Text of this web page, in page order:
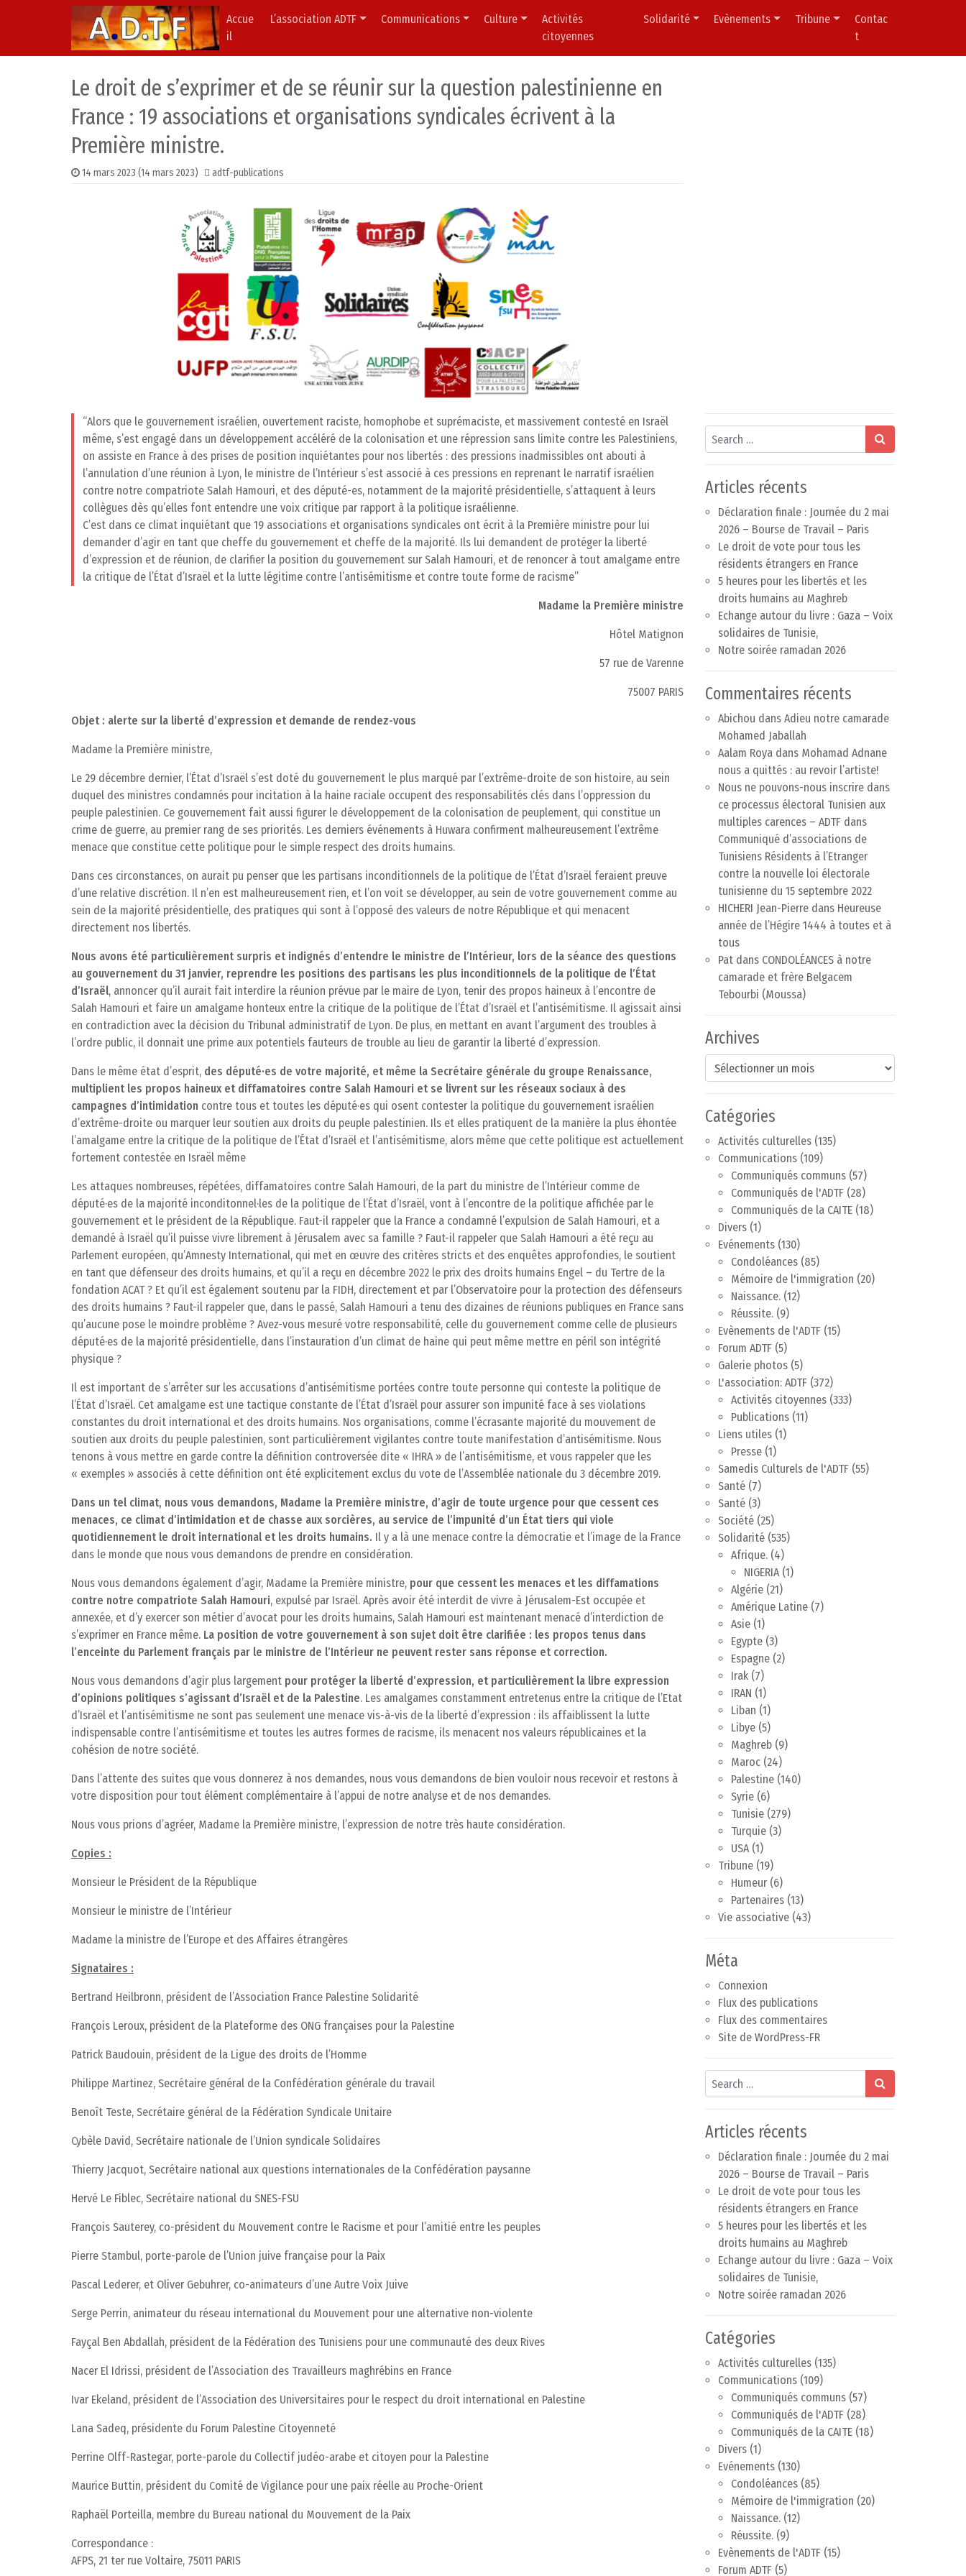
Skip to content
Main Navigation
Accue
il
L’association ADTF Communications Culture
Activités
citoyennes
Solidarité Evènements Tribune
Contac
t
Le droit de s’exprimer et de se réunir sur la question palestinienne en
France : 19 associations et organisations syndicales écrivent à la
Première ministre.
14 mars 2023 (14 mars 2023) adtf-publications
Alors que le gouvernement israélien, ouvertement raciste, homophobe et suprémaciste, et massivement contesté en Israël
même, s’est engagé dans un développement accéléré de la colonisation et une répression sans limite contre les Palestiniens,
on assiste en France à des prises de position inquiétantes pour nos libertés : des pressions inadmissibles ont abouti à
l’annulation d’une réunion à Lyon, le ministre de l’Intérieur s’est associé à ces pressions en reprenant le narratif israélien
contre notre compatriote Salah Hamouri, et des député-es, notamment de la majorité présidentielle, s’attaquent à leurs
collègues dès qu’elles font entendre une voix critique par rapport à la politique israélienne.
C’est dans ce climat inquiétant que 19 associations et organisations syndicales ont écrit à la Première ministre pour lui
demander d’agir en tant que cheffe du gouvernement et cheffe de la majorité. Ils lui demandent de protéger la liberté
d’expression et de réunion, de clarifier la position du gouvernement sur Salah Hamouri, et de renoncer à tout amalgame entre
la critique de l’État d’Israël et la lutte légitime contre l’antisémitisme et contre toute forme de racisme
Madame la Première ministre
Hôtel Matignon
57 rue de Varenne
75007 PARIS
Objet : alerte sur la liberté d’expression et demande de rendez-vous
Madame la Première ministre,
Le 29 décembre dernier, l’État d’Israël s’est doté du gouvernement le plus marqué par l’extrême-droite de son histoire, au sein
duquel des ministres condamnés pour incitation à la haine raciale occupent des responsabilités clés dans l’oppression du
peuple palestinien. Ce gouvernement fait aussi figurer le développement de la colonisation de peuplement, qui constitue un
crime de guerre, au premier rang de ses priorités. Les derniers événements à Huwara confirment malheureusement l’extrême
menace que constitue cette politique pour le simple respect des droits humains.
Dans ces circonstances, on aurait pu penser que les partisans inconditionnels de la politique de l’État d’Israël feraient preuve
d’une relative discrétion. Il n’en est malheureusement rien, et l’on voit se développer, au sein de votre gouvernement comme au
sein de la majorité présidentielle, des pratiques qui sont à l’opposé des valeurs de notre République et qui menacent
directement nos libertés.
Nous avons été particulièrement surpris et indignés d’entendre le ministre de l’Intérieur, lors de la séance des questions
au gouvernement du 31 janvier, reprendre les positions des partisans les plus inconditionnels de la politique de l’État
d’Israël, annoncer qu’il aurait fait interdire la réunion prévue par le maire de Lyon, tenir des propos haineux à l’encontre de
Salah Hamouri et faire un amalgame honteux entre la critique de la politique de l’État d’Israël et l’antisémitisme. Il agissait ainsi
en contradiction avec la décision du Tribunal administratif de Lyon. De plus, en mettant en avant l’argument des troubles à
l’ordre public, il donnait une prime aux potentiels fauteurs de trouble au lieu de garantir la liberté d’expression.
Dans le même état d’esprit, des député·es de votre majorité, et même la Secrétaire générale du groupe Renaissance,
multiplient les propos haineux et diffamatoires contre Salah Hamouri et se livrent sur les réseaux sociaux à des
campagnes d’intimidation contre tous et toutes les député·es qui osent contester la politique du gouvernement israélien
d’extrême-droite ou marquer leur soutien aux droits du peuple palestinien. Ils et elles pratiquent de la manière la plus éhontée
l’amalgame entre la critique de la politique de l’État d’Israël et l’antisémitisme, alors même que cette politique est actuellement
fortement contestée en Israël même
Les attaques nombreuses, répétées, diffamatoires contre Salah Hamouri, de la part du ministre de l’Intérieur comme de
député·es de la majorité inconditonnel·les de la politique de l’État d’Israël, vont à l’encontre de la politique affichée par le
gouvernement et le président de la République. Faut-il rappeler que la France a condamné l’expulsion de Salah Hamouri, et a
demandé à Israël qu’il puisse vivre librement à Jérusalem avec sa famille ? Faut-il rappeler que Salah Hamouri a été reçu au
Parlement européen, qu’Amnesty International, qui met en œuvre des critères stricts et des enquêtes approfondies, le soutient
en tant que défenseur des droits humains, et qu’il a reçu en décembre 2022 le prix des droits humains Engel – du Tertre de la
fondation ACAT ? Et qu’il est également soutenu par la FIDH, directement et par l’Observatoire pour la protection des défenseurs
des droits humains ? Faut-il rappeler que, dans le passé, Salah Hamouri a tenu des dizaines de réunions publiques en France sans
qu’aucune pose le moindre problème ? Avez-vous mesuré votre responsabilité, celle du gouvernement comme celle de plusieurs
député·es de la majorité présidentielle, dans l’instauration d’un climat de haine qui peut même mettre en péril son intégrité
physique ?
Il est important de s’arrêter sur les accusations d’antisémitisme portées contre toute personne qui conteste la politique de
l’État d’Israël. Cet amalgame est une tactique constante de l’État d’Israël pour assurer son impunité face à ses violations
constantes du droit international et des droits humains. Nos organisations, comme l’écrasante majorité du mouvement de
soutien aux droits du peuple palestinien, sont particulièrement vigilantes contre toute manifestation d’antisémitisme. Nous
tenons à vous mettre en garde contre la définition controversée dite « IHRA » de l’antisémitisme, et vous rappeler que les
« exemples » associés à cette définition ont été explicitement exclus du vote de l’Assemblée nationale du 3 décembre 2019.
Dans un tel climat, nous vous demandons, Madame la Première ministre, d’agir de toute urgence pour que cessent ces
menaces, ce climat d’intimidation et de chasse aux sorcières, au service de l’impunité d’un État tiers qui viole
quotidiennement le droit international et les droits humains. Il y a là une menace contre la démocratie et l’image de la France
dans le monde que nous vous demandons de prendre en considération.
Nous vous demandons également d’agir, Madame la Première ministre, pour que cessent les menaces et les diffamations
contre notre compatriote Salah Hamouri, expulsé par Israël. Après avoir été interdit de vivre à Jérusalem-Est occupée et
annexée, et d’y exercer son métier d’avocat pour les droits humains, Salah Hamouri est maintenant menacé d’interdiction de
s’exprimer en France même. La position de votre gouvernement à son sujet doit être clarifiée : les propos tenus dans
l’enceinte du Parlement français par le ministre de l’Intérieur ne peuvent rester sans réponse et correction.
Nous vous demandons d’agir plus largement pour protéger la liberté d’expression, et particulièrement la libre expression
d’opinions politiques s’agissant d’Israël et de la Palestine. Les amalgames constamment entretenus entre la critique de l’Etat
d’Israël et l’antisémitisme ne sont pas seulement une menace vis-à-vis de la liberté d’expression : ils affaiblissent la lutte
indispensable contre l’antisémitisme et toutes les autres formes de racisme, ils menacent nos valeurs républicaines et la
cohésion de notre société.
Dans l’attente des suites que vous donnerez à nos demandes, nous vous demandons de bien vouloir nous recevoir et restons à
votre disposition pour tout élément complémentaire à l’appui de notre analyse et de nos demandes.
Nous vous prions d’agréer, Madame la Première ministre, l’expression de notre très haute considération.
Copies :
Monsieur le Président de la République
Monsieur le ministre de l’Intérieur
Madame la ministre de l’Europe et des Affaires étrangères
Signataires :
Bertrand Heilbronn, président de l’Association France Palestine Solidarité
François Leroux, président de la Plateforme des ONG françaises pour la Palestine
Patrick Baudouin, président de la Ligue des droits de l’Homme
Philippe Martinez, Secrétaire général de la Confédération générale du travail
Benoît Teste, Secrétaire général de la Fédération Syndicale Unitaire
Cybèle David, Secrétaire nationale de l’Union syndicale Solidaires
Thierry Jacquot, Secrétaire national aux questions internationales de la Confédération paysanne
Hervé Le Fiblec, Secrétaire national du SNES-FSU
François Sauterey, co-président du Mouvement contre le Racisme et pour l’amitié entre les peuples
Pierre Stambul, porte-parole de l’Union juive française pour la Paix
Pascal Lederer, et Oliver Gebuhrer, co-animateurs d’une Autre Voix Juive
Serge Perrin, animateur du réseau international du Mouvement pour une alternative non-violente
Fayçal Ben Abdallah, président de la Fédération des Tunisiens pour une communauté des deux Rives
Nacer El Idrissi, président de l’Association des Travailleurs maghrébins en France
Ivar Ekeland, président de l’Association des Universitaires pour le respect du droit international en Palestine
Lana Sadeq, présidente du Forum Palestine Citoyenneté
Perrine Olff-Rastegar, porte-parole du Collectif judéo-arabe et citoyen pour la Palestine
Maurice Buttin, président du Comité de Vigilance pour une paix réelle au Proche-Orient
Raphaël Porteilla, membre du Bureau national du Mouvement de la Paix
Correspondance :
AFPS, 21 ter rue Voltaire, 75011 PARIS
Search
Articles récents
Déclaration finale : Journée du 2 mai
2026 – Bourse de Travail – Paris
Le droit de vote pour tous les
résidents étrangers en France
5 heures pour les libertés et les
droits humains au Maghreb
Echange autour du livre : Gaza – Voix
solidaires de Tunisie,
Notre soirée ramadan 2026
Commentaires récents
Abichou dans Adieu notre camarade
Mohamed Jaballah
Aalam Roya dans Mohamad Adnane
nous a quittés : au revoir l’artiste!
Nous ne pouvons-nous inscrire dans
ce processus électoral Tunisien aux
multiples carences – ADTF dans
Communiqué d’associations de
Tunisiens Résidents à l’Etranger
contre la nouvelle loi électorale
tunisienne du 15 septembre 2022
HICHERI Jean-Pierre dans Heureuse
année de l’Hégire 1444 à toutes et à
tous
Pat dans CONDOLÉANCES à notre
camarade et frère Belgacem
Tebourbi (Moussa)
Archives
Archives
Catégories
Activités culturelles (135)
Communications (109)
Communiqués communs (57)
Communiqués de l'ADTF (28)
Communiqués de la CAITE (18)
Divers (1)
Evénements (130)
Condoléances (85)
Mémoire de l'immigration (20)
Naissance. (12)
Réussite. (9)
Evènements de l'ADTF (15)
Forum ADTF (5)
Galerie photos (5)
L'association: ADTF (372)
Activités citoyennes (333)
Publications (11)
Liens utiles (1)
Presse (1)
Samedis Culturels de l'ADTF (55)
Santé (7)
Santé (3)
Société (25)
Solidarité (535)
Afrique. (4)
NIGERIA(1)
Algérie (21)
Amérique Latine (7)
Asie (1)
Egypte (3)
Espagne (2)
Irak (7)
IRAN (1)
Liban (1)
Libye (5)
Maghreb (9)
Maroc (24)
Palestine (140)
Syrie (6)
Tunisie (279)
Turquie (3)
USA(1)
Tribune (19)
Humeur (6)
Partenaires (13)
Vie associative (43)
Méta
Connexion
Flux des publications
Flux des commentaires
Site de WordPress-FR
Search
Articles récents
Déclaration finale : Journée du 2 mai
2026 – Bourse de Travail – Paris
Le droit de vote pour tous les
résidents étrangers en France
5 heures pour les libertés et les
droits humains au Maghreb
Echange autour du livre : Gaza – Voix
solidaires de Tunisie,
Notre soirée ramadan 2026
Catégories
Activités culturelles (135)
Communications (109)
Communiqués communs (57)
Communiqués de l'ADTF (28)
Communiqués de la CAITE (18)
Divers (1)
Evénements (130)
Condoléances (85)
Mémoire de l'immigration (20)
Naissance. (12)
Réussite. (9)
Evènements de l'ADTF (15)
Forum ADTF (5)